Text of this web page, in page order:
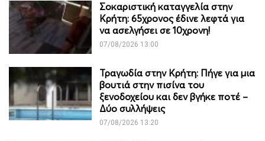
Σοκαριστική καταγγελία στην
Κρήτη: 65χρονος έδινε λεφτά για
να ασελγήσει σε 10χρονη!
07/08/2026 13:00
Τραγωδία στην Κρήτη: Πήγε για μια
βουτιά στην πισίνα του
ξενοδοχείου και δεν βγήκε ποτέ –
Δύο συλλήψεις
07/08/2026 13:20